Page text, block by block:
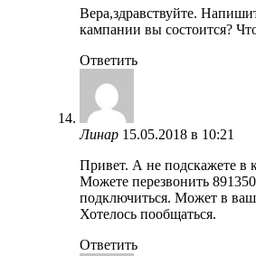
Вера,здравствуйте.
кампании вы состоится?
Ответить
Линар 15.05.2018 в 10:21
Привет. А не подскажете в
Можете перезвонить
подключиться. Может в
Хотелось пообщаться.
Ответить